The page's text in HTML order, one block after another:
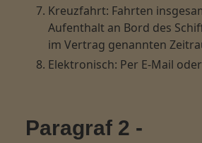
Kreuzfahrt: Fahrten
Aufenthalt an Bord des
im Vertrag genannten
Elektronisch: Per E-Mail
Paragraf 2 -